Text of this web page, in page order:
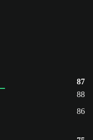
87
88
86